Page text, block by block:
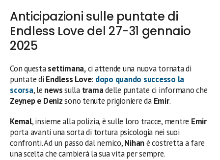
Anticipazioni sulle puntate di
Endless Love del 27-31 gennaio
2025
Con questasettimana,ci attende una nuova tornata di
puntate di Endless Love: dopo quando successo la
scorsa, le newssulla tramadelle puntate ci informano che
Zeynep e Denizsono tenute prigioniere da Emir.
Kemal, insieme alla polizia, è sulle loro tracce, mentre Emir
porta avanti una sorta di tortura psicologia nei suoi
confronti. Ad un passo dal nemico,Nihanè costretta a fare
una scelta che cambierà la sua vita per sempre.